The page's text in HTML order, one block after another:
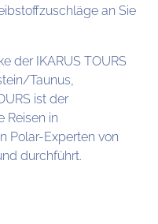
an Sie
der IKARUS TOURS
Taunus,
ist der
Reisen in
Polar-Experten von
durchführt.